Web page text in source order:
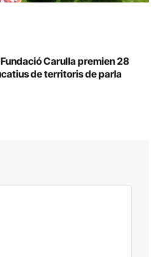
Carulla premien 28
de territoris de parla